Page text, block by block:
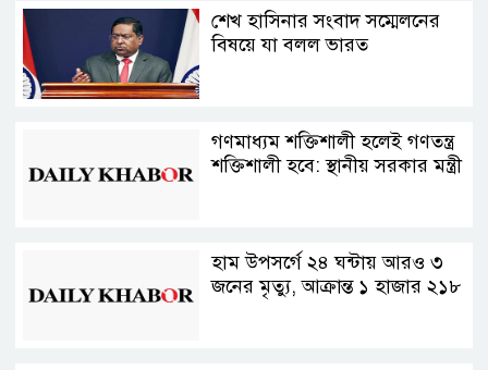
শেখ হাসিনার সংবাদ সম্মেলনের
বিষয়ে যা বলল ভারত
গণমাধ্যম শক্তিশালী হলেই গণতন্ত্র
শক্তিশালী হবে: স্থানীয় সরকার মন্ত্রী
হাম উপসর্গে ২৪ ঘন্টায় আরও ৩
জনের মৃত্যু, আক্রান্ত ১ হাজার ২১৮